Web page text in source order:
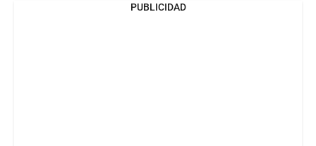
PUBLICIDAD